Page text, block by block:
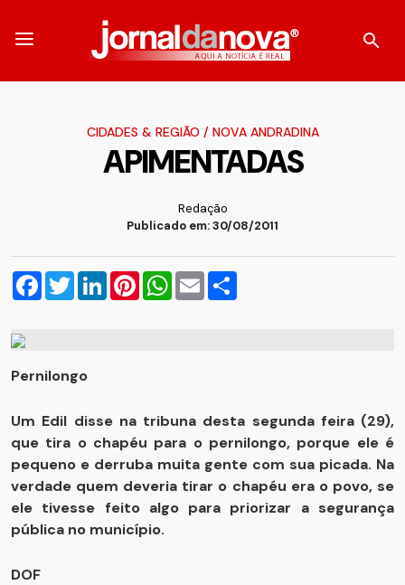
CIDADES & REGIÃO / NOVA ANDRADINA
APIMENTADAS
Redação
Publicado em: 30/08/2011
Facebook
TwitterLinkedInPinterestWhatsApp
Email
Pernilongo
Um Edil disse na tribuna desta segunda feira (29),
que tira o chapéu para o pernilongo, porque ele é
pequeno e derruba muita gente com sua picada. Na
verdade quem deveria tirar o chapéu era o povo, se
ele tivesse feito algo para priorizar a segurança
pública no município.
DOF